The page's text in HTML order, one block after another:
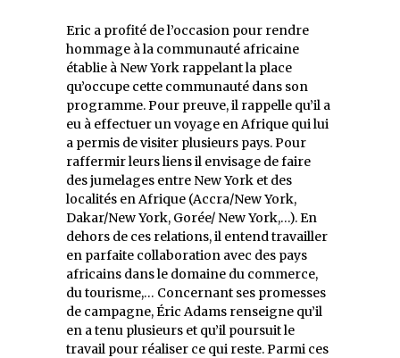
Eric a profité de l’occasion pour rendre
hommage à la communauté africaine
établie à New York rappelant la place
qu’occupe cette communauté dans son
programme. Pour preuve, il rappelle qu’il a
eu à effectuer un voyage en Afrique qui lui
a permis de visiter plusieurs pays. Pour
raffermir leurs liens il envisage de faire
des jumelages entre New York et des
localités en Afrique (Accra/New York,
Dakar/New York, Gorée/ New York,…). En
dehors de ces relations, il entend travailler
en parfaite collaboration avec des pays
africains dans le domaine du commerce,
du tourisme,… Concernant ses promesses
de campagne, Éric Adams renseigne qu’il
en a tenu plusieurs et qu’il poursuit le
travail pour réaliser ce qui reste. Parmi ces